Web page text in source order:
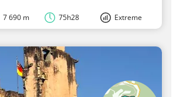
7 690 m 75h28 Extreme